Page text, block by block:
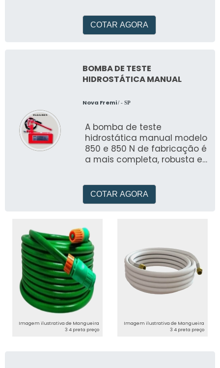
COTAR AGORA
BOMBA DE TESTE
HIDROSTÁTICA MANUAL
Nova Fremi/ - SP
A bomba de teste
hidrostática manual modelo
850 e 850 N de fabricação é
a mais completa, robusta e
COTAR AGORA
Imagem ilustrativa de Mangueira
3 4 preta preço
Imagem ilustrativa de Mangueira
3 4 preta preço